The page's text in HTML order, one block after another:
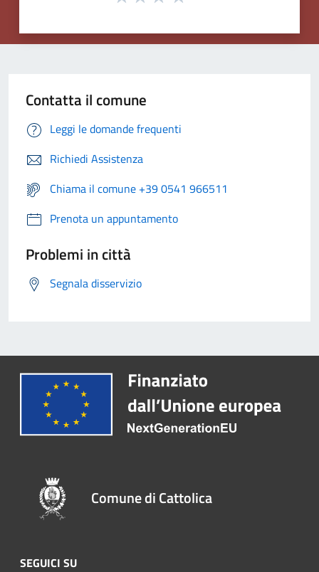
Contatta il comune
Leggi le domande frequenti
Richiedi Assistenza
Chiama il comune +39 0541 966511
Prenota un appuntamento
Problemi in città
Segnala disservizio
Comune di Cattolica
SEGUICI SU